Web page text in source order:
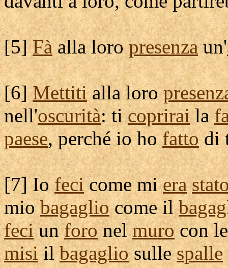
[5]Fàalla loropresenzaun'
[6]Mettitialla loro
nell'oscurità: ticopriraila
paese, perché io hofattodi
[7] Iofecicome miera
miobagagliocome il
feciunforonelmurocon
misiilbagagliosullespalle